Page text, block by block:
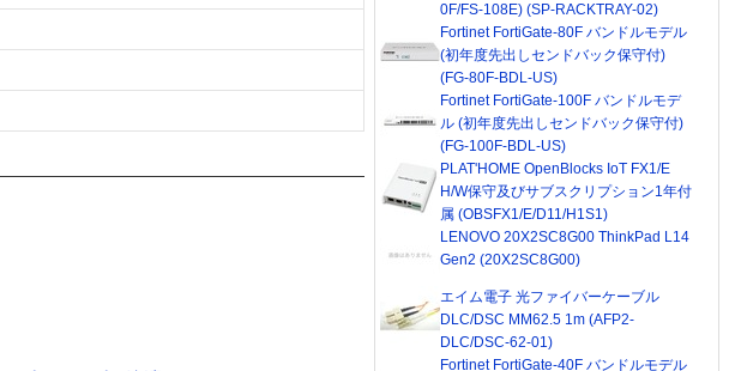
0F/FS-108E) (SP-RACKTRAY-02)
Fortinet FortiGate-80F バンドルモデル
(初年度先出しセンドバック保守付)
(FG-80F-BDL-US)
Fortinet FortiGate-100F バンドルモデ
ル (初年度先出しセンドバック保守付)
(FG-100F-BDL-US)
PLAT'HOME OpenBlocks IoT FX1/E
H/W保守及びサブスクリプション1年付
属 (OBSFX1/E/D11/H1S1)
LENOVO 20X2SC8G00 ThinkPad L14
Gen2 (20X2SC8G00)
エイム電子 光ファイバーケーブル
DLC/DSC MM62.5 1m (AFP2-
DLC/DSC-62-01)
Fortinet FortiGate-40F バンドルモデル